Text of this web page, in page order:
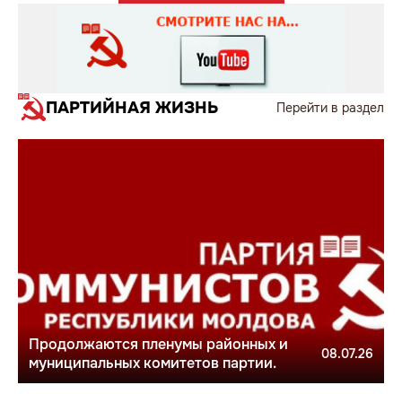
ПАРТИЙНАЯ ЖИЗНЬ Перейти в раздел
Продолжаются пленумы районных и
муниципальных комитетов партии.
08.07.26